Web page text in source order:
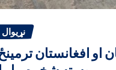
نړیوال
او افغانستان